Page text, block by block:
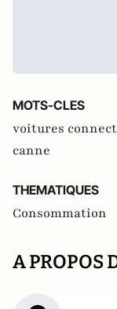
MOTS-CLES
voitures
canne
THEMATIQUES
Consommation
A PROPOS